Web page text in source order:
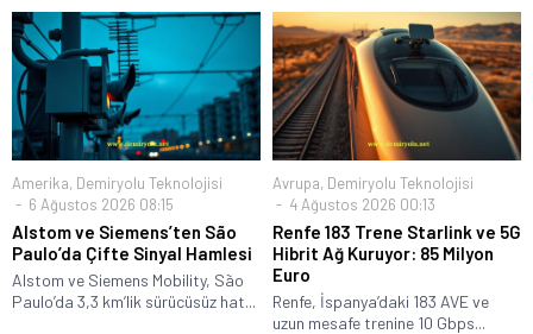
Amerika, Demiryolu Teknolojisi
6 Ağustos 2026 08:15
Alstom ve Siemens’ten São
Paulo’da Çifte Sinyal Hamlesi
Alstom ve Siemens Mobility, São
Paulo’da 3,3 km’lik sürücüsüz hat...
Avrupa, Demiryolu Teknolojisi
4 Ağustos 2026 00:13
Renfe 183 Trene Starlink ve 5G
Hibrit Ağ Kuruyor: 85 Milyon
Euro
Renfe, İspanya’daki 183 AVE ve
uzun mesafe trenine 10 Gbps...